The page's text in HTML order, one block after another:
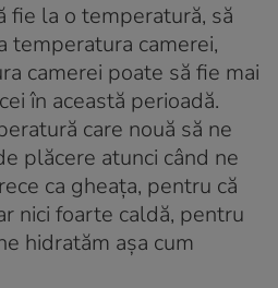
fie la o temperatură, să
temperatura camerei,
camerei poate să fie mai
în această perioadă.
care nouă să ne
plăcere atunci când ne
ca gheața, pentru că
nici foarte caldă, pentru
hidratăm așa cum